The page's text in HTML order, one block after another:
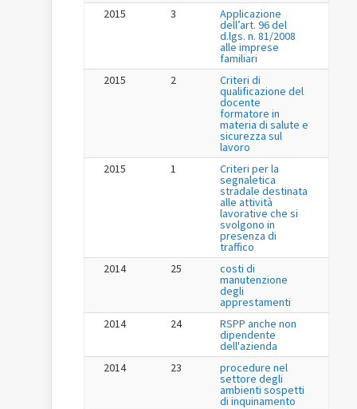
2015
3 Applicazione
dell’art. 96 del
d.lgs. n. 81/2008
alle imprese
familiari
2015
2 Criteri di
qualificazione del
docente
formatore in
materia di salute e
sicurezza sul
lavoro
2015
1 Criteri per la
segnaletica
stradale destinata
alle attività
lavorative che si
svolgono in
presenza di
traffico
2014
25 costi di
manutenzione
degli
apprestamenti
2014
24 RSPP anche non
dipendente
dell'azienda
2014
23 procedure nel
settore degli
ambienti sospetti
di inquinamento